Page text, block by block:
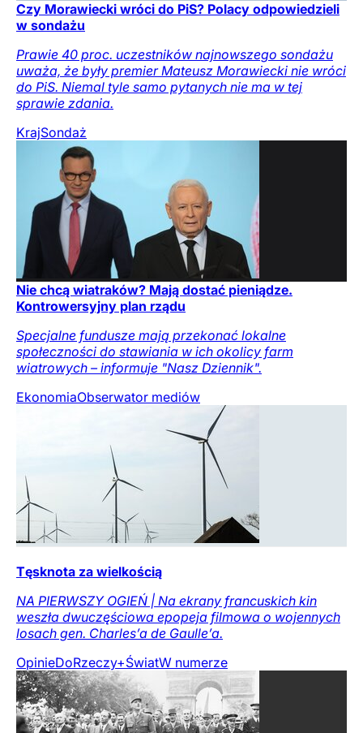
Czy Morawiecki wróci do PiS? Polacy odpowiedzieli
w sondażu
Prawie 40 proc. uczestników najnowszego sondażu
uważa, że były premier Mateusz Morawiecki nie wróci
do PiS. Niemal tyle samo pytanych nie ma w tej
sprawie zdania.
KrajSondaż
Nie chcą wiatraków? Mają dostać pieniądze.
Kontrowersyjny plan rządu
Specjalne fundusze mają przekonać lokalne
społeczności do stawiania w ich okolicy farm
wiatrowych – informuje "Nasz Dziennik".
EkonomiaObserwator mediów
Tęsknota za wielkością
NA PIERWSZY OGIEŃ | Na ekrany francuskich kin
weszła dwuczęściowa epopeja filmowa o wojennych
losach gen. Charles’a de Gaulle’a.
OpinieDoRzeczy+ŚwiatW numerze